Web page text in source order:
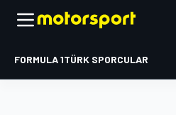
FORMULA 1TÜRK SPORCULAR